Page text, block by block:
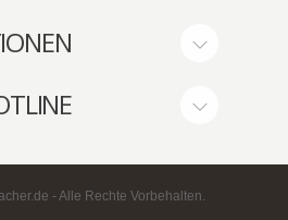
- Alle Rechte Vorbehalten.